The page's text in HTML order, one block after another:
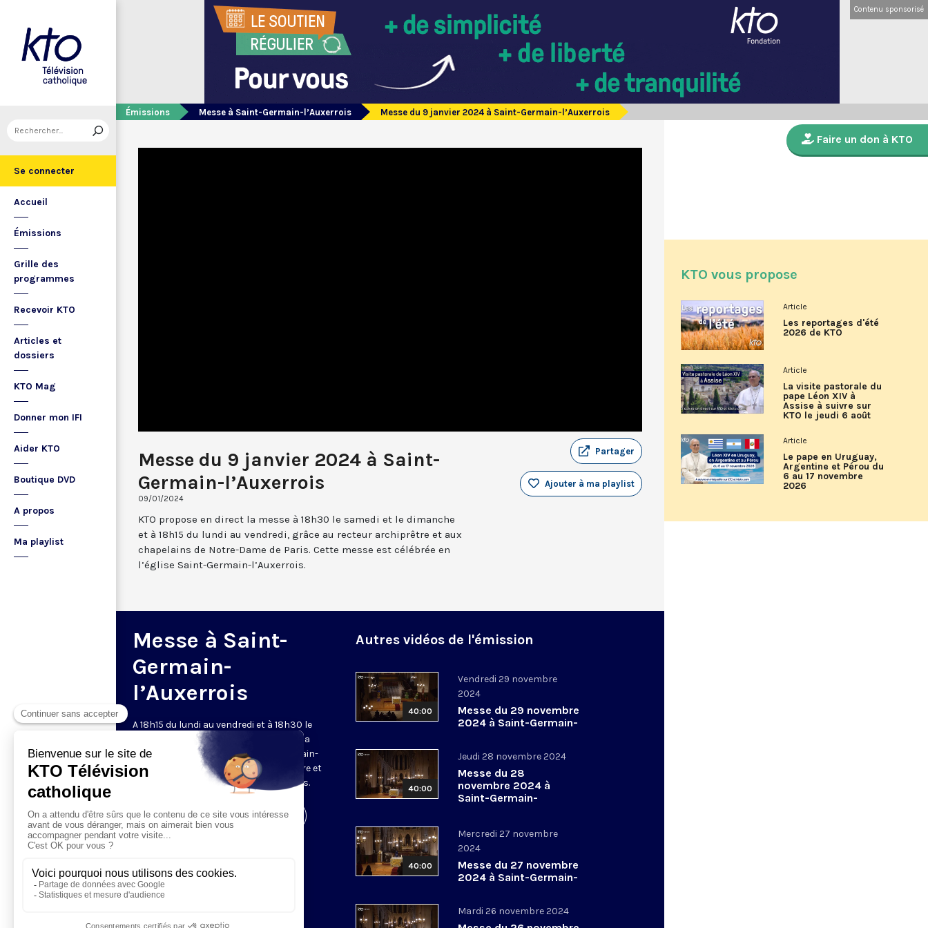
Se connecter
Accueil
Émissions
Grille des
programmes
Recevoir KTO
Articles et
dossiers
KTO Mag
Donner mon IFI
Aider KTO
Boutique DVD
A propos
Ma playlist
Contenu sponsorisé
Émissions Messe à Saint-Germain-l’Auxerrois Messe du 9 janvier 2024 à Saint-Germain-l’Auxerrois
Messe du 9 janvier 2024 à Saint-
Germain-l’Auxerrois
09/01/2024
Partager
Ajouter à ma playlist
KTO propose en direct la messe à 18h30 le samedi et le dimanche
et à 18h15 du lundi au vendredi, grâce au recteur archiprêtre et aux
chapelains de Notre-Dame de Paris. Cette messe est célébrée en
l’église Saint-Germain-l’Auxerrois.
Messe à Saint-
Germain-
l’Auxerrois
A 18h15 du lundi au vendredi et à 18h30 le
samedi et dimanche, KTO retransmet la
messe en direct de l'église Saint-Germain-
l'Auxerrois, grâce au recteur archiprêtre et
aux chapelains de Notre-Dame de Paris.
Visiter la page de l'émission
Autres vidéos de l'émission
40:00
Vendredi 29 novembre
2024
Messe du 29 novembre
2024 à Saint-Germain-
40:00
Jeudi 28 novembre 2024
Messe du 28
novembre 2024 à
Saint-Germain-
40:00
Mercredi 27 novembre
2024
Messe du 27 novembre
2024 à Saint-Germain-
Mardi 26 novembre 2024
Faire un don à KTO
KTO vous propose
Article
Les reportages d'été
2026 de KTO
Article
La visite pastorale du
pape Léon XIV à
Assise à suivre sur
KTO le jeudi 6 août
Article
Le pape en Uruguay,
Argentine et Pérou du
6 au 17 novembre
2026